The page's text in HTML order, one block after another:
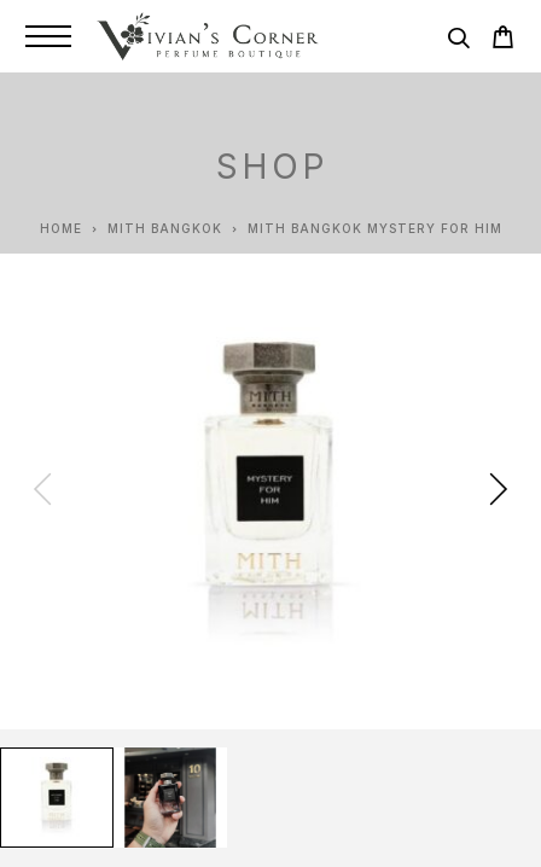
SHOP
HOME MITH BANGKOK MITH BANGKOK MYSTERY FOR HIM